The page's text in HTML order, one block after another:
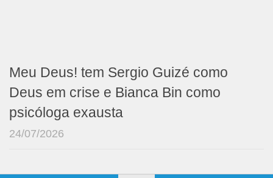
Meu Deus! tem Sergio Guizé como
Deus em crise e Bianca Bin como
psicóloga exausta
24/07/2026